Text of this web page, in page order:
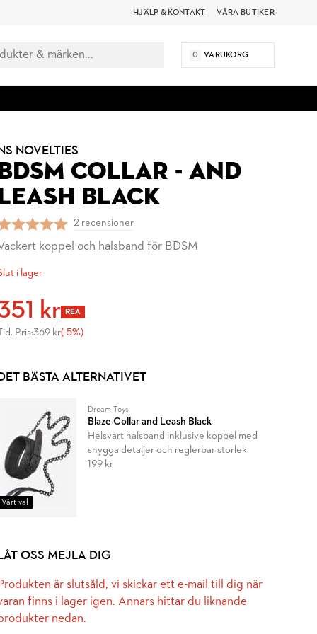
HJÄLP & KONTAKT VÅRA BUTIKER
0 VARUKORG
NOVELTIES
BDSM COLLAR - AND
LEASH BLACK
2 recensioner
koppel och halsband för BDSM
i lager
kr REA
Tid. Pris:369 kr(-5%)
DET BÄSTA ALTERNATIVET
Vårt val
Dream Toys
Blaze Collar and Leash Black
Helsvart halsband inklusive koppel med
snygga detaljer och reglerbar storlek.
199 kr
LÅT OSS MEJLA DIG
Produkten är slutsåld, vi skickar ett e-mail till dig när
finns i lager igen. Annars hittar du liknande
nedan.